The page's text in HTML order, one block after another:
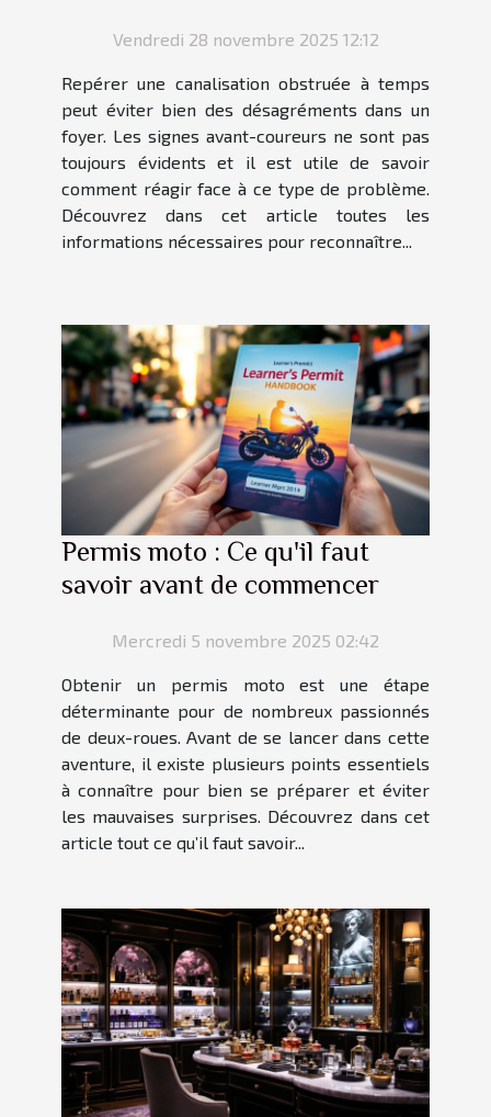
Vendredi 28 novembre 2025 12:12
Repérer une canalisation obstruée à temps
peut éviter bien des désagréments dans un
foyer. Les signes avant-coureurs ne sont pas
toujours évidents et il est utile de savoir
comment réagir face à ce type de problème.
Découvrez dans cet article toutes les
informations nécessaires pour reconnaître...
Permis moto : Ce qu'il faut
savoir avant de commencer
Mercredi 5 novembre 2025 02:42
Obtenir un permis moto est une étape
déterminante pour de nombreux passionnés
de deux-roues. Avant de se lancer dans cette
aventure, il existe plusieurs points essentiels
à connaître pour bien se préparer et éviter
les mauvaises surprises. Découvrez dans cet
article tout ce qu’il faut savoir...